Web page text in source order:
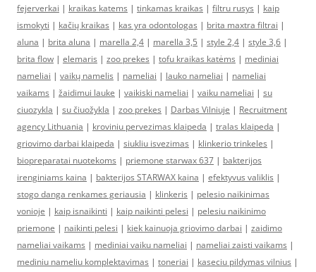
fejerverkai | kraikas katems | tinkamas kraikas | filtru rusys | kaip
ismokyti | kačių kraikas | kas yra odontologas | brita maxtra filtrai |
aluna | brita aluna | marella 2,4 | marella 3,5 | style 2,4 | style 3,6 |
brita flow | elemaris | zoo prekes | tofu kraikas katėms | mediniai
nameliai | vaikų namelis | nameliai | lauko nameliai | nameliai
vaikams | žaidimui lauke | vaikiski nameliai | vaiku nameliai | su
ciuozykla | su čiuožykla | zoo prekes | Darbas Vilniuje | Recruitment
agency Lithuania | kroviniu pervezimas klaipeda | tralas klaipeda |
griovimo darbai klaipeda | siukliu isvezimas | klinkerio trinkeles |
biopreparatai nuotekoms | priemone starwax 637 | bakterijos
irenginiams kaina | bakterijos STARWAX kaina | efektyvus valiklis |
stogo danga renkames geriausia | klinkeris | pelesio naikinimas
vonioje | kaip isnaikinti | kaip naikinti pelesi | pelesiu naikinimo
priemone | naikinti pelesi | kiek kainuoja griovimo darbai | zaidimo
nameliai vaikams | mediniai vaiku nameliai | nameliai zaisti vaikams |
mediniu nameliu komplektavimas | toneriai | kaseciu pildymas vilnius |